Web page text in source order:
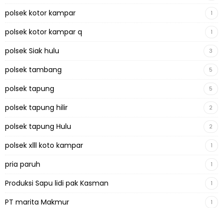
polsek kotor kampar 1
polsek kotor kampar q 1
polsek Siak hulu 3
polsek tambang 5
polsek tapung 5
polsek tapung hilir 2
polsek tapung Hulu 2
polsek xlll koto kampar 1
pria paruh 1
Produksi Sapu lidi pak Kasman 1
PT marita Makmur 1